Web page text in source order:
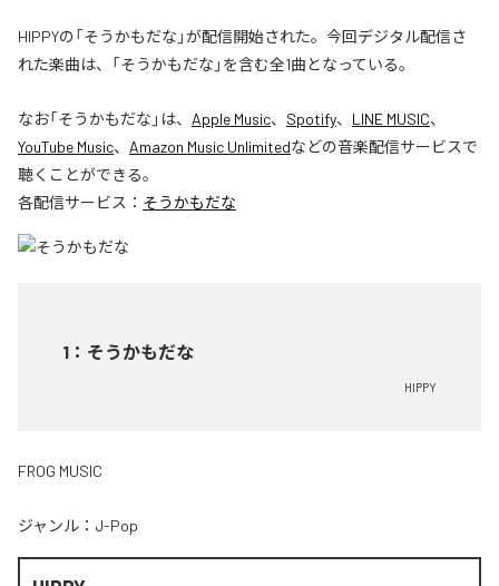
HIPPYの「そうかもだな」が配信開始された。今回デジタル配信さ
れた楽曲は、「そうかもだな」を含む全1曲となっている。
なお「そうかもだな 」は、 Apple Music、 Spotify、 LINE MUSIC、
YouTube Music、 Amazon Music Unlimitedなどの音楽配信サービスで
聴くことができる。
各配信サービス： そうかもだな
1 ： そうかもだな
HIPPY
FROG MUSIC
ジャンル： J-Pop